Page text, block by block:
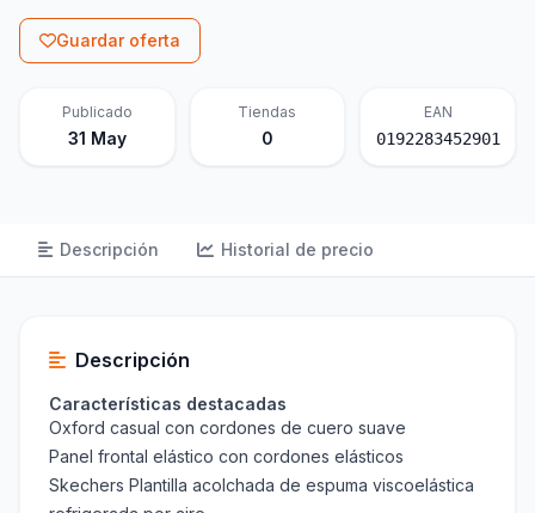
Guardar oferta
Publicado
31 May
Tiendas
0
EAN
0192283452901
Descripción Historial de precio
Descripción
Características destacadas
Oxford casual con cordones de cuero suave
Panel frontal elástico con cordones elásticos
Skechers Plantilla acolchada de espuma viscoelástica